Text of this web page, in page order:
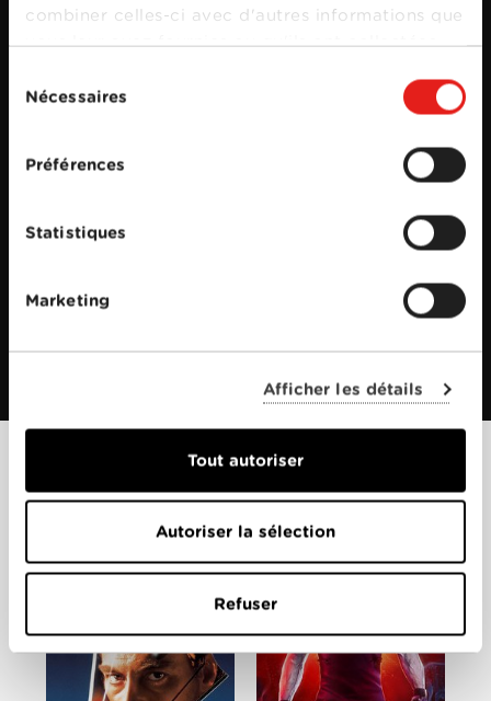
combiner celles-ci avec d'autres informations que
duNécessaires
Préférences
Statistiques
Marketing
Afficher les détails
Tout autoriser
Autoriser la sélection
Refuser
Films apparentés